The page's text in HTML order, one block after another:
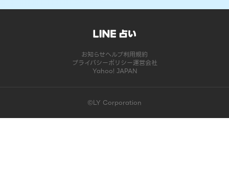
お知らせヘルプ利用規約
プライバシーポリシー運営会社
Yahoo! JAPAN
©LY Corporation
このコンテンツは掲載が終了しました | LINE占い